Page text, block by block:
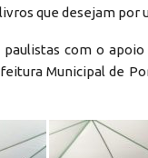
que desejam por
com o
Municipal de